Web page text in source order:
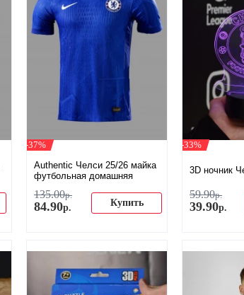
-37%
Authentic Челси 25/26 майка
футбольная домашняя
135.00р.
84.90р. Купить
-33%
3D ночник
59.90р.
39.90р.